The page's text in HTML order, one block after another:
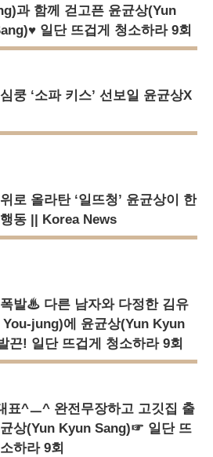
과 함께 걷고픈 윤균상(Yun
일단 뜨겁게 청소하라 9회
쿵 ‘소파 키스’ 선보일 윤균상X
로 올라탄 ‘일뜨청’ 윤균상이 한
동 || Korea News
발♨ 다른 남자와 다정한 김유
jung)에 윤균상(Yun Kyun
끈! 일단 뜨겁게 청소하라 9회
표^ㅡ^ 완전무장하고 고깃집 출
상(Yun Kyun Sang)☞ 일단 뜨
하라 9회